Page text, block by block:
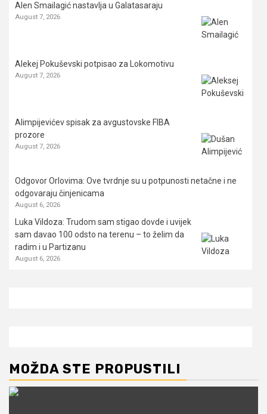
Alen Smailagić nastavlja u Galatasaraju
August 7, 2026
Alekej Pokuševski potpisao za Lokomotivu
August 7, 2026
Alimpijevićev spisak za avgustovske FIBA
prozore
August 7, 2026
Odgovor Orlovima: ​Ove tvrdnje su u potpunosti netačne i ne
odgovaraju činjenicama
August 6, 2026
Luka Vildoza: Trudom sam stigao dovde i uvijek
sam davao 100 odsto na terenu – to želim da
radim i u Partizanu
August 6, 2026
MOŽDA STE PROPUSTILI